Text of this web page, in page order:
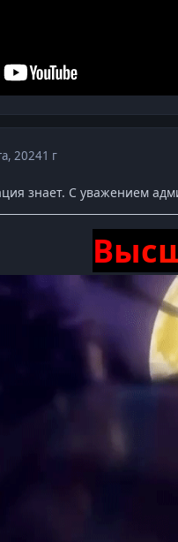
20241 г
знает. С уважением
Выс